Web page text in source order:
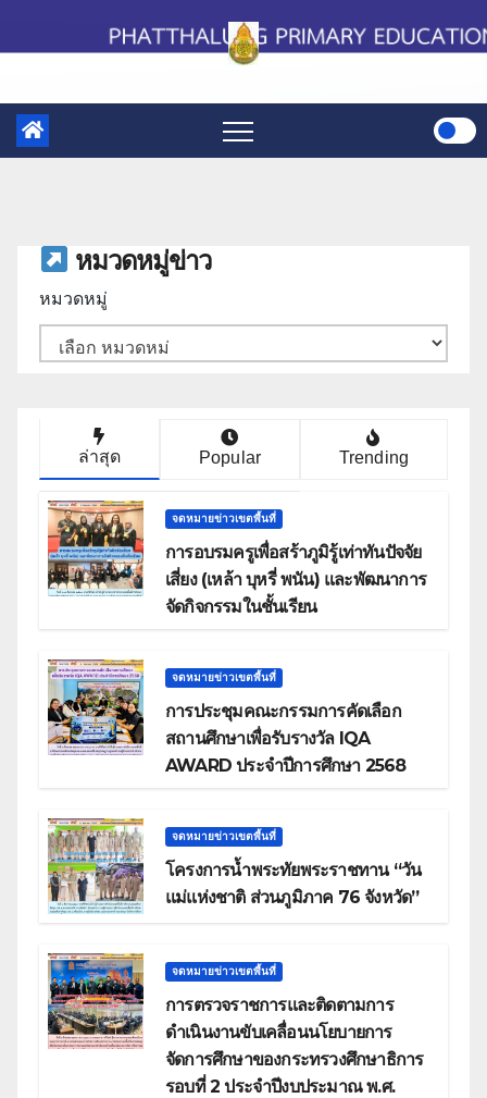
หมวดหมู่ข่าว
หมวดหมู่
ล่าสุด Popular Trending
จดหมายข่าวเขตพื้นที่
การอบรมครูเพื่อสร้าภูมิรู้เท่าทันปัจจัย
เสี่ยง (เหล้า บุหรี่ พนัน) และพัฒนาการ
จัดกิจกรรมในชั้นเรียน
จดหมายข่าวเขตพื้นที่
การประชุมคณะกรรมการคัดเลือก
สถานศึกษาเพื่อรับรางวัล IQA
AWARD ประจำปีการศึกษา 2568
จดหมายข่าวเขตพื้นที่
โครงการน้ำพระทัยพระราชทาน “วัน
แม่แห่งชาติ ส่วนภูมิภาค 76 จังหวัด”
จดหมายข่าวเขตพื้นที่
การตรวจราชการและติดตามการ
ดำเนินงานขับเคลื่อนนโยบายการ
จัดการศึกษาของกระทรวงศึกษาธิการ
รอบที่ 2 ประจำปีงบประมาณ พ.ศ.